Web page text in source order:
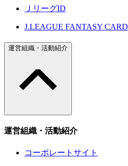
ＪリーグID
J.LEAGUE FANTASY CARD
運営組織・活動紹介
運営組織・活動紹介
コーポレートサイト